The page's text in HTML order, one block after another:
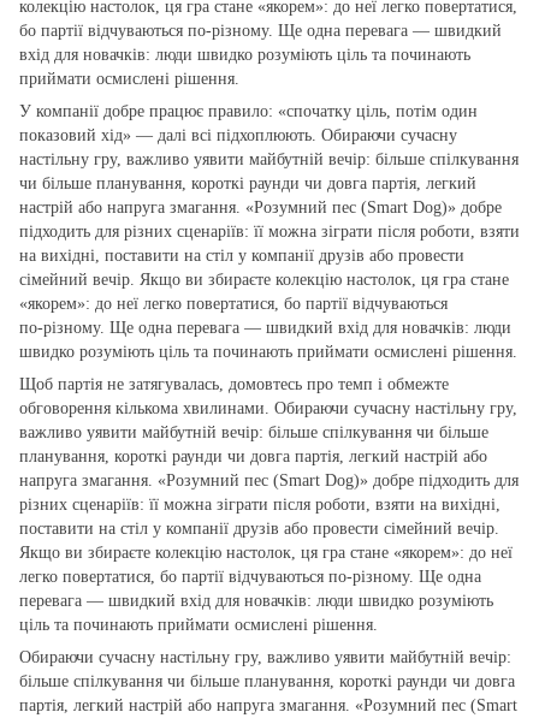
колекцію настолок, ця гра стане «якорем»: до неї легко повертатися,
бо партії відчуваються по‑різному. Ще одна перевага — швидкий
вхід для новачків: люди швидко розуміють ціль та починають
приймати осмислені рішення.
У компанії добре працює правило: «спочатку ціль, потім один
показовий хід» — далі всі підхоплюють. Обираючи сучасну
настільну гру, важливо уявити майбутній вечір: більше спілкування
чи більше планування, короткі раунди чи довга партія, легкий
настрій або напруга змагання. «Розумний пес (Smart Dog)» добре
підходить для різних сценаріїв: її можна зіграти після роботи, взяти
на вихідні, поставити на стіл у компанії друзів або провести
сімейний вечір. Якщо ви збираєте колекцію настолок, ця гра стане
«якорем»: до неї легко повертатися, бо партії відчуваються
по‑різному. Ще одна перевага — швидкий вхід для новачків: люди
швидко розуміють ціль та починають приймати осмислені рішення.
Щоб партія не затягувалась, домовтесь про темп і обмежте
обговорення кількома хвилинами. Обираючи сучасну настільну гру,
важливо уявити майбутній вечір: більше спілкування чи більше
планування, короткі раунди чи довга партія, легкий настрій або
напруга змагання. «Розумний пес (Smart Dog)» добре підходить для
різних сценаріїв: її можна зіграти після роботи, взяти на вихідні,
поставити на стіл у компанії друзів або провести сімейний вечір.
Якщо ви збираєте колекцію настолок, ця гра стане «якорем»: до неї
легко повертатися, бо партії відчуваються по‑різному. Ще одна
перевага — швидкий вхід для новачків: люди швидко розуміють
ціль та починають приймати осмислені рішення.
Обираючи сучасну настільну гру, важливо уявити майбутній вечір:
більше спілкування чи більше планування, короткі раунди чи довга
партія, легкий настрій або напруга змагання. «Розумний пес (Smart